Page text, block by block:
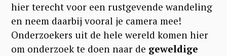
hier terecht voor een rustgevende wandeling
en neem daarbij vooral je camera mee!
Onderzoekers uit de hele wereld komen hier
om onderzoek te doen naar de geweldige